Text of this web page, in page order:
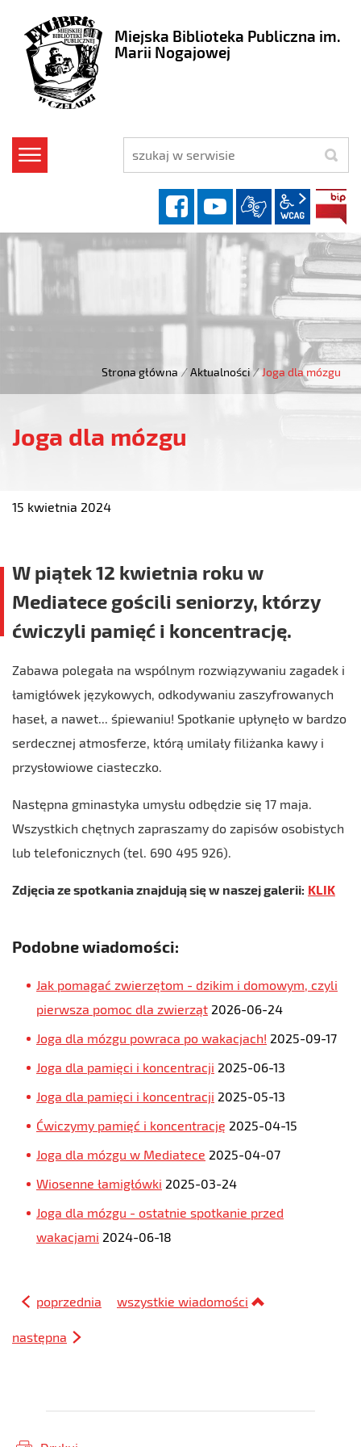
Miejska Biblioteka Publiczna im.
Marii Nogajowej
szukaj
facebookYouTube
wcag2.1
Strona główna / Aktualności / Joga dla mózgu
Joga dla mózgu
15 kwietnia 2024
W piątek 12 kwietnia roku w
Mediatece gościli seniorzy, którzy
ćwiczyli pamięć i koncentrację.
Zabawa polegała na wspólnym rozwiązywaniu zagadek i
łamigłówek językowych, odkodywaniu zaszyfrowanych
haseł, a nawet... śpiewaniu! Spotkanie upłynęło w bardzo
serdecznej atmosferze, którą umilały filiżanka kawy i
przysłowiowe ciasteczko.
Następna gminastyka umysłu odbędzie się 17 maja.
Wszystkich chętnych zapraszamy do zapisów osobistych
lub telefonicznych (tel. 690 495 926).
Zdjęcia ze spotkania znajdują się w naszej galerii: KLIK
Podobne wiadomości:
Jak pomagać zwierzętom - dzikim i domowym, czyli
pierwsza pomoc dla zwierząt 2026-06-24
Joga dla mózgu powraca po wakacjach! 2025-09-17
Joga dla pamięci i koncentracji 2025-06-13
Joga dla pamięci i koncentracji 2025-05-13
Ćwiczymy pamięć i koncentrację 2025-04-15
Joga dla mózgu w Mediatece 2025-04-07
Wiosenne łamigłówki 2025-03-24
Joga dla mózgu - ostatnie spotkanie przed
wakacjami 2024-06-18
poprzednia wszystkie wiadomości
następna